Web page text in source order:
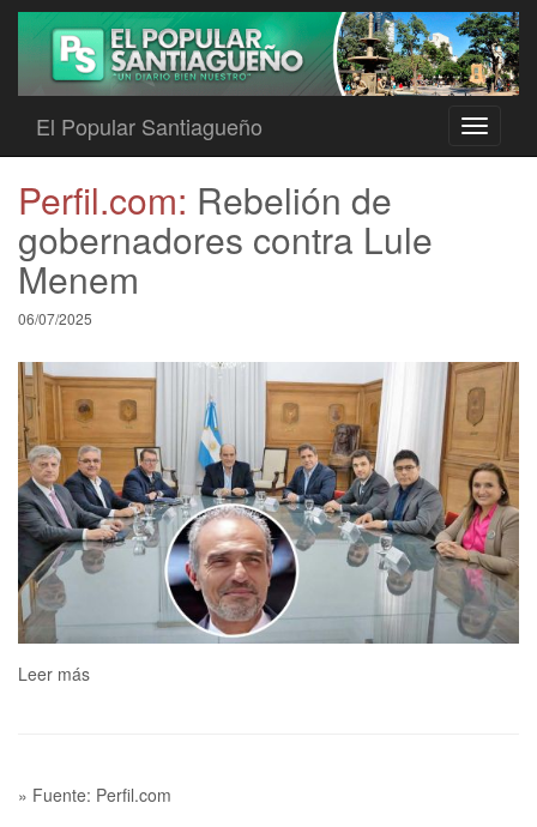
Toggle
El Popular Santiagueño
Perfil.com: Rebelión de
gobernadores contra Lule
Menem
06/07/2025
Leer más
» Fuente: Perfil.com